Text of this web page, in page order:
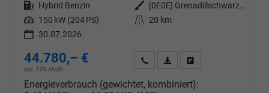
Kraftstoff Hybrid Benzin Außenfarbe
[0E0E] Grenadillschwarz Metallic
Leistung 150 kW (204 PS) Kilometerstand
20 km
30.07.2026
44.780,– €
incl. 19% MwSt.
Wir rufen Sie anPDF-Datei, Fahrzeugexposé
Energieverbrauch (gewichtet, kombiniert):